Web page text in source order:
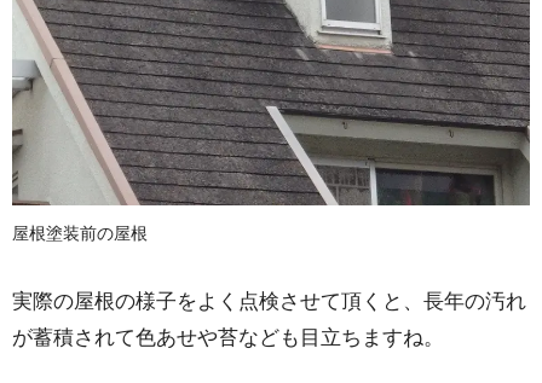
屋根塗装前の屋根
実際の屋根の様子をよく点検させて頂くと、長年の汚れ
が蓄積されて色あせや苔なども目立ちますね。